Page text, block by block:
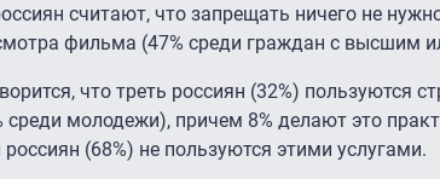
считают, что запрещать ничего не
фильма (47% среди граждан с высшим
что треть россиян (32%) пользуются
среди молодежи), причем 8% делают это
(68%) не пользуются этими услугами.